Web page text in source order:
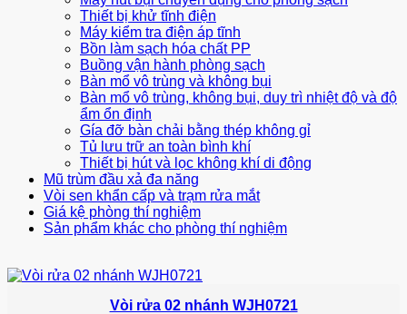
Thiết bị khử tĩnh điện
Máy kiểm tra điện áp tĩnh
Bồn làm sạch hóa chất PP
Buồng vận hành phòng sạch
Bàn mổ vô trùng và không bụi
Bàn mổ vô trùng, không bụi, duy trì nhiệt độ và độ
ẩm ổn định
Gía đỡ bàn chải bằng thép không gỉ
Tủ lưu trữ an toàn bình khí
Thiết bị hút và lọc không khí di động
Mũ trùm đầu xả đa năng
Vòi sen khẩn cấp và trạm rửa mắt
Giá kệ phòng thí nghiệm
Sản phẩm khác cho phòng thí nghiệm
Vòi rửa 02 nhánh WJH0721